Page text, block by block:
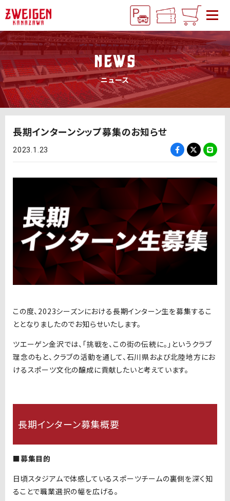
NEWS
ニュース
長期インターンシップ募集のお知らせ
2023.1.23
この度、 2023シーズンにおける長期インターン生を募集するこ
ととなりましたのでお知らせいたします。
ツエーゲン金沢では、「挑戦を、この街の伝統に。」というクラブ
理念のもと、クラブの活動を通して、石川県および北陸地方にお
けるスポーツ文化の醸成に貢献したいと考えています。
長期インターン募集概要
■募集目的
日頃スタジアムで体感しているスポーツチームの裏側を深く知
ることで職業選択の幅を広げる。